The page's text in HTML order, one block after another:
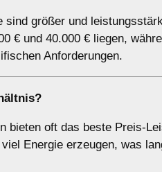
größer und
€ und 40.000 € liegen,
Anforderungen.
bieten oft das beste Preis-
Energie erzeugen, was